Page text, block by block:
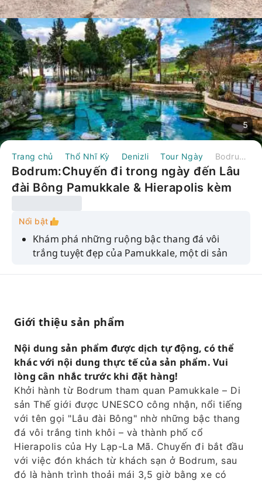
5
Trang chủ Thổ Nhĩ Kỳ Denizli Tour Ngày Bodrum:Chuyến đi trong ngày đến Lâu đài Bông Pamukkale & Hierapolis kèm Bữa trưa｜Thổ Nhĩ Kỳ
Bodrum:Chuyến đi trong ngày đến Lâu
đài Bông Pamukkale & Hierapolis kèm
Nổi bật
Khám phá những ruộng bậc thang đá vôi
trắng tuyệt đẹp của Pamukkale, một di sản
Tận hưởng chuyến đi thoải mái kéo dài 3,5 giờ
trong không gian điều hòa mát mẻ.
Hãy chiêm ngưỡng những hồ khoáng nóng và
phong cảnh thiên nhiên ngoạn mục.
Trở lại Bodrum với những kỷ niệm về lịch sử
và sự kỳ diệu.
Giới thiệu sản phẩm
Nội dung sản phẩm được dịch tự động, có thể
khác với nội dung thực tế của sản phẩm. Vui
lòng cân nhắc trước khi đặt hàng!
Khởi hành từ Bodrum tham quan Pamukkale – Di
sản Thế giới được UNESCO công nhận, nổi tiếng
với tên gọi "Lâu đài Bông" nhờ những bậc thang
đá vôi trắng tinh khôi – và thành phố cổ
Hierapolis của Hy Lạp-La Mã. Chuyến đi bắt đầu
với việc đón khách từ khách sạn ở Bodrum, sau
đó là hành trình thoải mái 3,5 giờ bằng xe có